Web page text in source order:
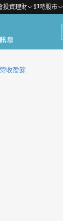
投資理財 即時股市
營收盈餘